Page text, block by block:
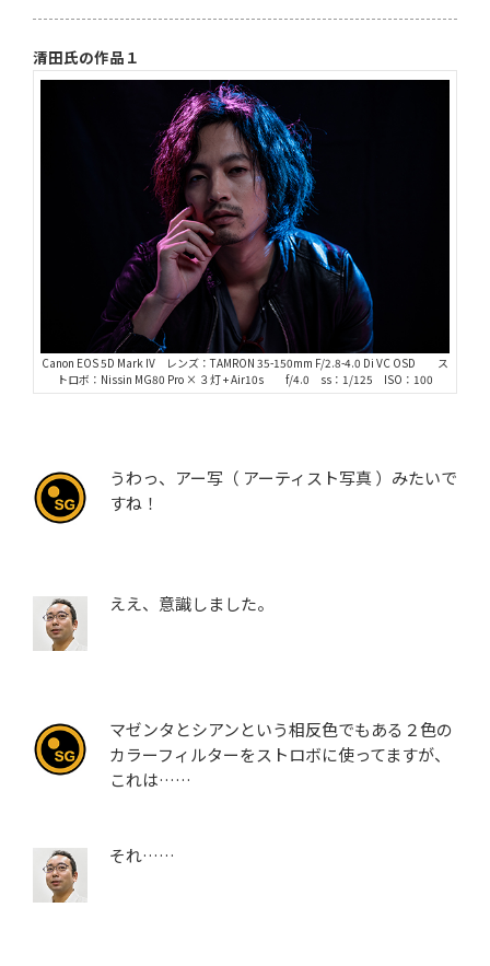
清田氏の作品１
Canon EOS 5D Mark IV レンズ：TAMRON 35-150mm F/2.8-4.0 Di VC OSD ス
トロボ：Nissin MG80 Pro × ３灯 + Air10s f/4.0 ss：1/125 ISO：100
うわっ、アー写（ アーティスト写真 ）みたいで
すね！
ええ、意識しました。
マゼンタとシアンという相反色でもある２色の
カラーフィルターをストロボに使ってますが、
これは……
それ……